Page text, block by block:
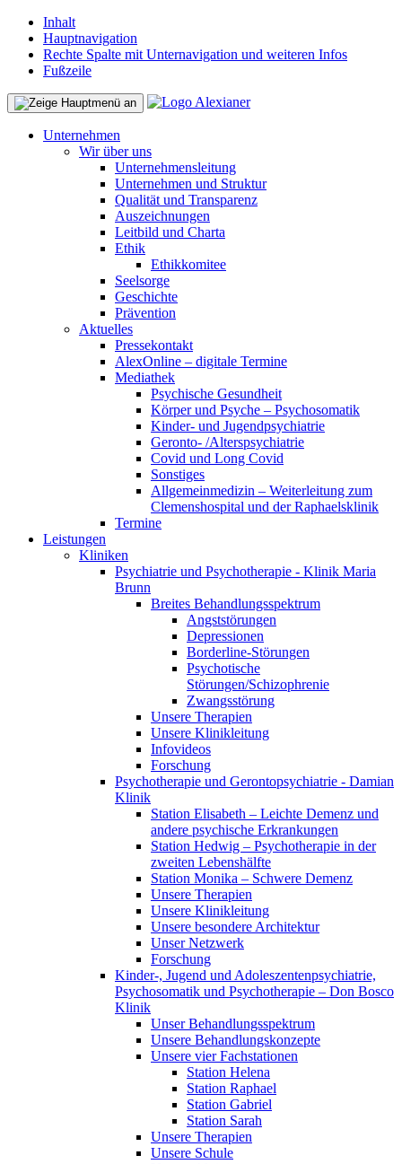
Inhalt
Hauptnavigation
Rechte Spalte mit Unternavigation und weiteren Infos
Fußzeile
Unternehmen
Wir über uns
Unternehmensleitung
Unternehmen und Struktur
Qualität und Transparenz
Auszeichnungen
Leitbild und Charta
Ethik
Ethikkomitee
Seelsorge
Geschichte
Prävention
Aktuelles
Pressekontakt
AlexOnline – digitale Termine
Mediathek
Psychische Gesundheit
Körper und Psyche – Psychosomatik
Kinder- und Jugendpsychiatrie
Geronto- /Alterspsychiatrie
Covid und Long Covid
Sonstiges
Allgemeinmedizin – Weiterleitung zum
Clemenshospital und der Raphaelsklinik
Termine
Leistungen
Kliniken
Psychiatrie und Psychotherapie - Klinik Maria
Brunn
Breites Behandlungsspektrum
Angststörungen
Depressionen
Borderline-Störungen
Psychotische
Störungen/Schizophrenie
Zwangsstörung
Unsere Therapien
Unsere Klinikleitung
Infovideos
Forschung
Psychotherapie und Gerontopsychiatrie - Damian
Klinik
Station Elisabeth – Leichte Demenz und
andere psychische Erkrankungen
Station Hedwig – Psychotherapie in der
zweiten Lebenshälfte
Station Monika – Schwere Demenz
Unsere Therapien
Unsere Klinikleitung
Unsere besondere Architektur
Unser Netzwerk
Forschung
Kinder-, Jugend und Adoleszentenpsychiatrie,
Psychosomatik und Psychotherapie – Don Bosco
Klinik
Unser Behandlungsspektrum
Unsere Behandlungskonzepte
Unsere vier Fachstationen
Station Helena
Station Raphael
Station Gabriel
Station Sarah
Unsere Therapien
Unsere Schule